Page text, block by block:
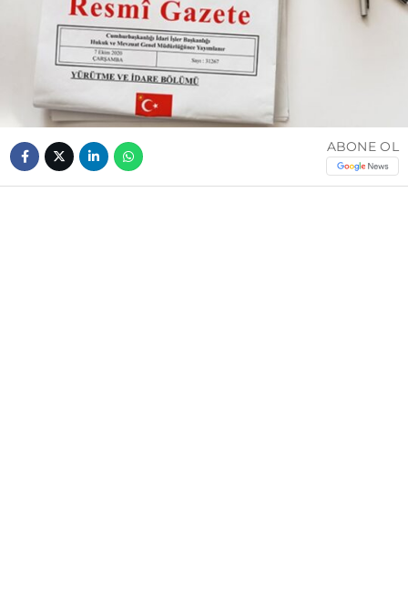
ABONE OL